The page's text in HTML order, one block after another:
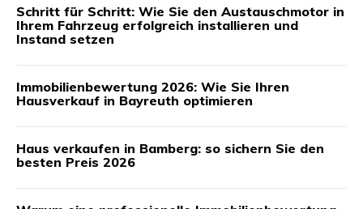
Schritt für Schritt: Wie Sie den Austauschmotor in
Ihrem Fahrzeug erfolgreich installieren und
Instand setzen
Immobilienbewertung 2026: Wie Sie Ihren
Hausverkauf in Bayreuth optimieren
Haus verkaufen in Bamberg: so sichern Sie den
besten Preis 2026